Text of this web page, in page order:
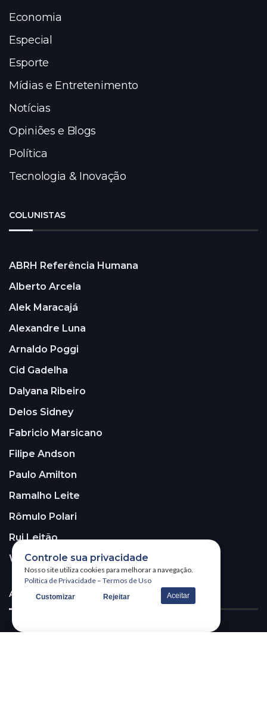
Economia
Especial
Esporte
Mídias e Entretenimento
Notícias
Opiniões e Blogs
Política
Tecnologia & Inovação
COLUNISTAS
ABRH Referência Humana
Alberto Arcela
Alek Maracajá
Alexandre Luna
Arnaldo Poggi
Cid Gadelha
Dalyana Ribeiro
Delos Sidney
Fabricio Marsicano
Filipe Andson
Paulo Amilton
Ramalho Leite
Rômulo Polari
Rui Leitão
Walter Santos
ASSINE A NOSSA NEWSLETTER!
Controle sua privacidade
Nosso site utiliza cookies para melhorar a navegação.
Política de Privacidade – Termos de Uso
Customizar Rejeitar Aceitar